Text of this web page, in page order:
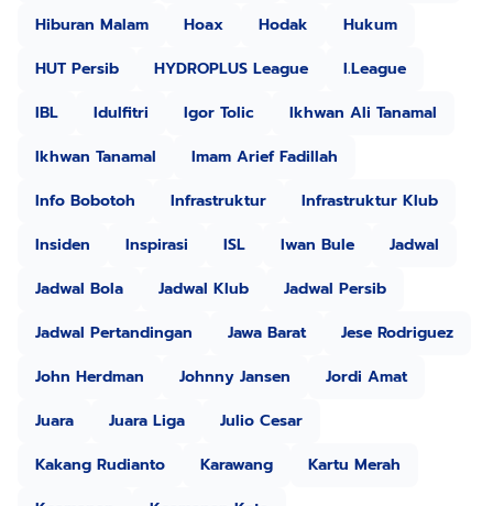
Hiburan Malam
Hoax Hodak
Hukum
HUT Persib
HYDROPLUS League
I.League
IBL
Idulfitri Igor Tolic
Ikhwan Ali Tanamal
Ikhwan Tanamal
Imam Arief Fadillah
Info Bobotoh
Infrastruktur
Infrastruktur Klub
Insiden
Inspirasi ISL Iwan Bule
Jadwal
Jadwal Bola
Jadwal Klub
Jadwal Persib
Jadwal Pertandingan
Jawa Barat
Jese Rodriguez
John Herdman
Johnny Jansen
Jordi Amat
Juara
Juara Liga
Julio Cesar
Kakang Rudianto
Karawang
Kartu Merah